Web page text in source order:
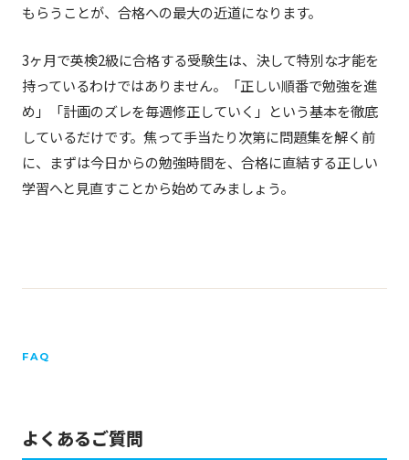
もらうことが、合格への最大の近道になります。
3ヶ月で英検2級に合格する受験生は、決して特別な才能を
持っているわけではありません。「正しい順番で勉強を進
め」「計画のズレを毎週修正していく」という基本を徹底
しているだけです。焦って手当たり次第に問題集を解く前
に、まずは今日からの勉強時間を、合格に直結する正しい
学習へと見直すことから始めてみましょう。
FAQ
よくあるご質問